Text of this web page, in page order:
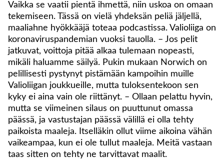
Vaikka se vaatii pientä ihmettä, niin uskoa on omaan
tekemiseen. Tässä on vielä yhdeksän peliä jäljellä,
maaliahne hyökkääjä toteaa podcastissa. Valioliiga on
koronaviruspandemian vuoksi tauolla. – Jos pelit
jatkuvat, voittoja pitää alkaa tulemaan nopeasti,
mikäli haluamme säilyä. Pukin mukaan Norwich on
pelillisesti pystynyt pistämään kampoihin muille
Valioliigan joukkueille, mutta tuloksentekoon sen
kyky ei aina vain ole riittänyt. – Ollaan pelattu hyvin,
mutta se viimeinen silaus on puuttunut omassa
päässä, ja vastustajan päässä välillä ei olla tehty
paikoista maaleja. Itselläkin ollut viime aikoina vähän
vaikeampaa, kun ei ole tullut maaleja. Meitä vastaan
taas sitten on tehty ne tarvittavat maalit.